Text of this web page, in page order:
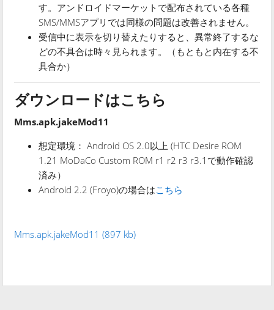
す。アンドロイドマーケットで配布されている各種
SMS/MMSアプリでは同様の問題は改善されません。
受信中に表示を切り替えたりすると、異常終了するな
どの不具合は時々見られます。（もともと内在する不
具合か）
ダウンロードはこちら
Mms.apk.jakeMod11
想定環境： Android OS 2.0以上 (HTC Desire ROM
1.21 MoDaCo Custom ROM r1 r2 r3 r3.1で動作確認
済み）
Android 2.2 (Froyo)の場合はこちら
Mms.apk.jakeMod11 (897 kb)